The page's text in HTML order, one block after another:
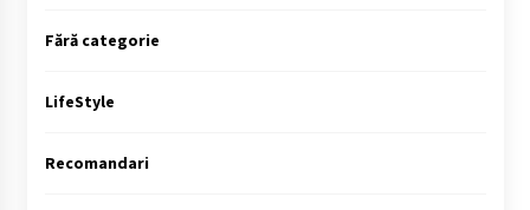
Fără categorie
LifeStyle
Recomandari